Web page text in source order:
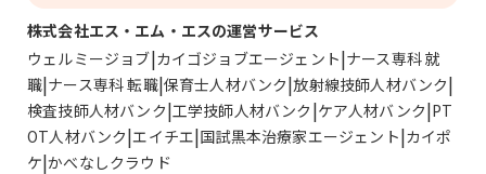
株式会社エス・エム・エスの運営サービス
ウェルミージョブ カイゴジョブエージェント ナース専科 就
職 ナース専科 転職 保育士人材バンク 放射線技師人材バンク
検査技師人材バンク 工学技師人材バンク ケア人材バンク PT
OT人材バンク エイチエ 国試黒本治療家エージェント カイポ
ケ かべなしクラウド